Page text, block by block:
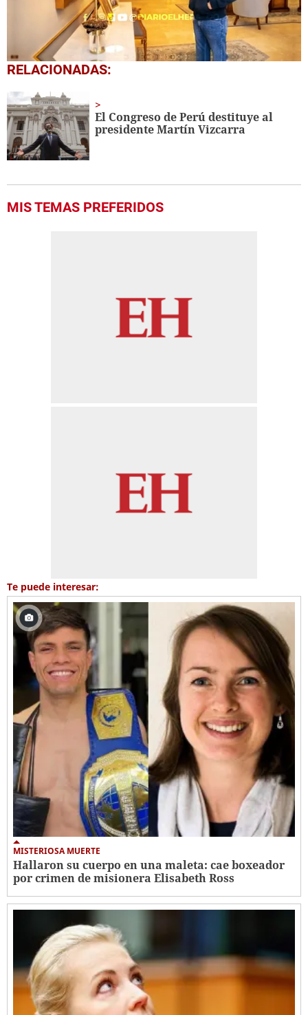
0
seconds
4
minutes,
19
seconds
RELACIONADAS:
El Congreso de Perú destituye al
presidente Martín Vizcarra
MIS TEMAS PREFERIDOS
Te puede interesar:
MISTERIOSA MUERTE
Hallaron su cuerpo en una maleta: cae boxeador
por crimen de misionera Elisabeth Ross